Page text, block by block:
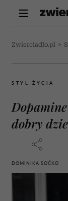
Zwierciadlo.pl >
STYL ŻYCIA
dobry
DOMINIKA SOĆKO